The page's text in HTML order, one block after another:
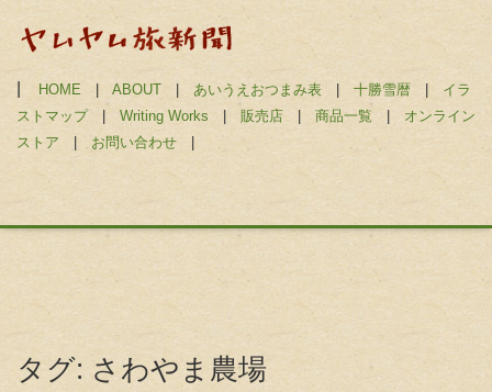
HOME | ABOUT | あいうえおつまみ表 | 十勝雪暦 | イラ
ストマップ| Writing Works | 販売店 | 商品一覧 | オンライン
ストア | お問い合わせ |
タグ: さわやま農場